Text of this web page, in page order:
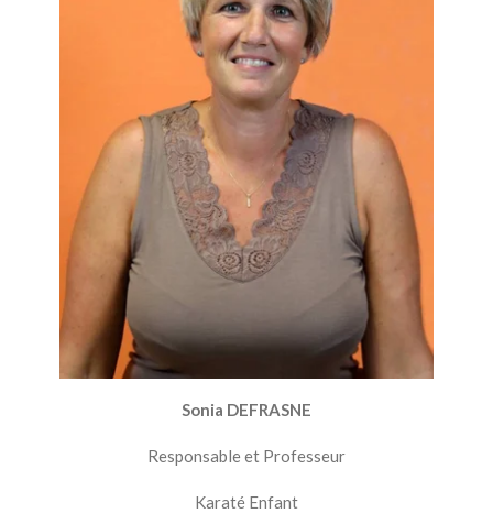
Sonia DEFRASNE
Responsable et Professeur
Karaté Enfant